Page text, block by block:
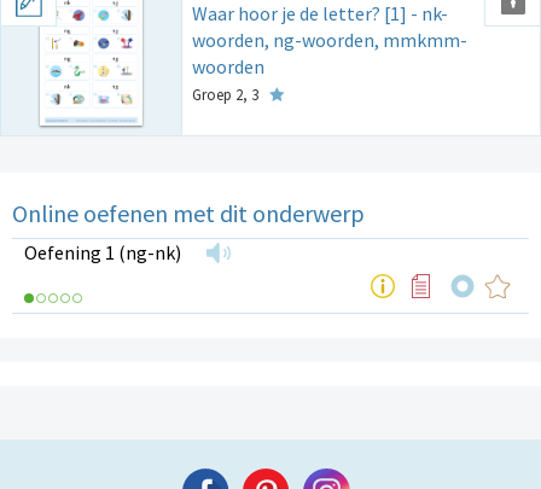
Waar hoor je de letter? [1] - nk-
woorden, ng-woorden, mmkmm-
woorden
Groep 2, 3
Online oefenen met dit onderwerp
Oefening 1 (ng-nk)